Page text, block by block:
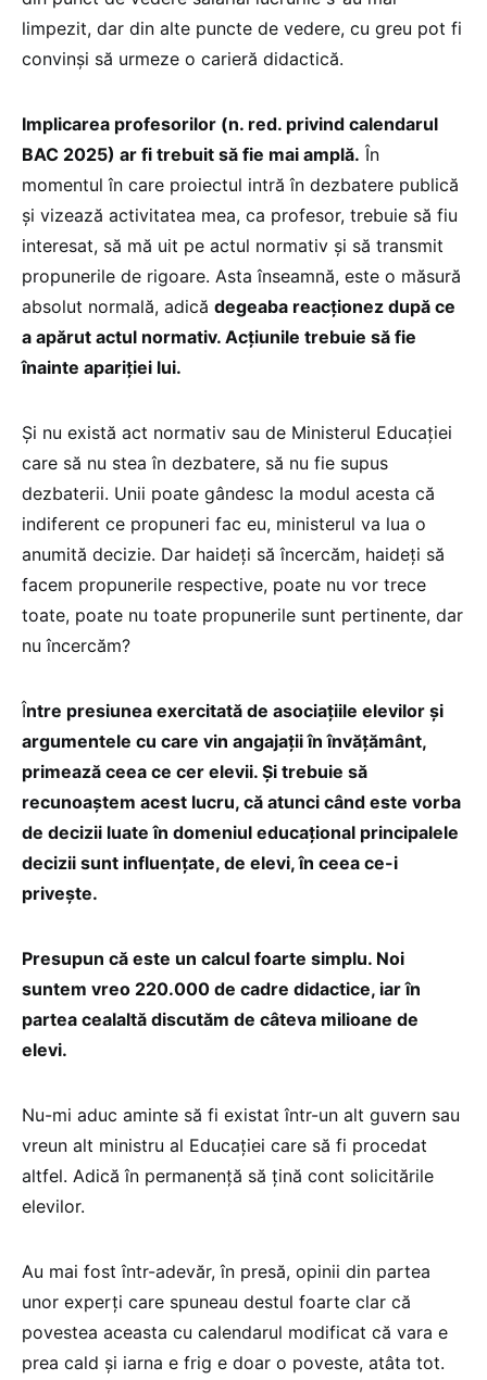
limpezit, dar din alte puncte de vedere, cu greu pot fi
convinși să urmeze o carieră didactică.
Implicarea profesorilor (n. red. privind calendarul
BAC 2025) ar fi trebuit să fie mai amplă. În
momentul în care proiectul intră în dezbatere publică
și vizează activitatea mea, ca profesor, trebuie să fiu
interesat, să mă uit pe actul normativ și să transmit
propunerile de rigoare. Asta înseamnă, este o măsură
absolut normală, adică degeaba reacționez după ce
a apărut actul normativ. Acțiunile trebuie să fie
înainte apariției lui.
Și nu există act normativ sau de Ministerul Educației
care să nu stea în dezbatere, să nu fie supus
dezbaterii. Unii poate gândesc la modul acesta că
indiferent ce propuneri fac eu, ministerul va lua o
anumită decizie. Dar haideți să încercăm, haideți să
facem propunerile respective, poate nu vor trece
toate, poate nu toate propunerile sunt pertinente, dar
nu încercăm?
Între presiunea exercitată de asociațiile elevilor și
argumentele cu care vin angajații în învățământ,
primează ceea ce cer elevii. Și trebuie să
recunoaștem acest lucru, că atunci când este vorba
de decizii luate în domeniul educațional principalele
decizii sunt influențate, de elevi, în ceea ce-i
privește.
Presupun că este un calcul foarte simplu. Noi
suntem vreo 220.000 de cadre didactice, iar în
partea cealaltă discutăm de câteva milioane de
elevi.
Nu-mi aduc aminte să fi existat într-un alt guvern sau
vreun alt ministru al Educației care să fi procedat
altfel. Adică în permanență să țină cont solicitările
elevilor.
Au mai fost într-adevăr, în presă, opinii din partea
unor experți care spuneau destul foarte clar că
povestea aceasta cu calendarul modificat că vara e
prea cald și iarna e frig e doar o poveste, atâta tot.